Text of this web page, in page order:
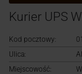
Kurier UPS
Kod pocztowy:
Ulica:
Miejscowość: